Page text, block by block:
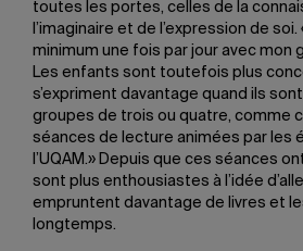
toutes les portes, celles de la
l’imaginaire et de l’expression de
minimum une fois par jour avec mon
Les enfants sont toutefois plus
s’expriment davantage quand ils
groupes de trois ou quatre, comme
séances de lecture animées par les
l’UQAM.» Depuis que ces séances
sont plus enthousiastes à l’idée
empruntent davantage de livres et
longtemps.